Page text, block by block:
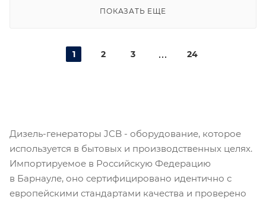
ПОКАЗАТЬ ЕЩЕ
1 2 3 24
Дизель-генераторы JCB - оборудование, которое
используется в бытовых и производственных целях.
Импортируемое в Российскую Федерацию
в Барнауле, оно сертифицировано идентично с
европейскими стандартами качества и проверено